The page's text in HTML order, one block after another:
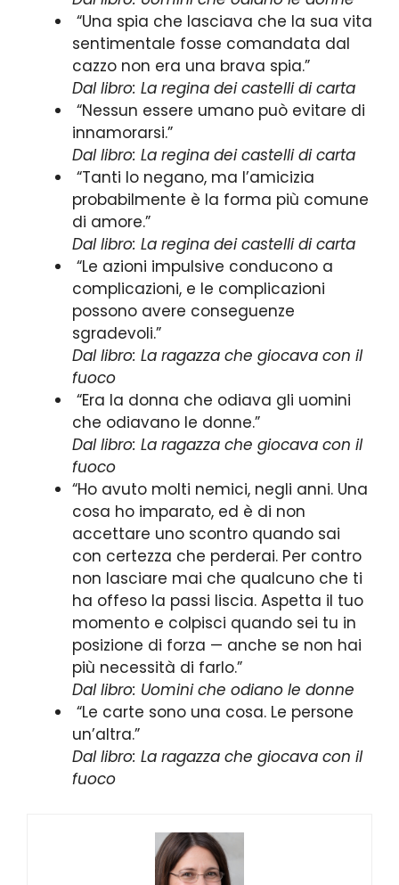
“Una spia che lasciava che la sua vita
sentimentale fosse comandata dal
cazzo non era una brava spia.”
Dal libro: La regina dei castelli di carta
“Nessun essere umano può evitare di
innamorarsi.”
Dal libro: La regina dei castelli di carta
“Tanti lo negano, ma l’amicizia
probabilmente è la forma più comune
di amore.”
Dal libro: La regina dei castelli di carta
“Le azioni impulsive conducono a
complicazioni, e le complicazioni
possono avere conseguenze
sgradevoli.”
Dal libro: La ragazza che giocava con il
fuoco
“Era la donna che odiava gli uomini
che odiavano le donne.”
Dal libro: La ragazza che giocava con il
fuoco
“Ho avuto molti nemici, negli anni. Una
cosa ho imparato, ed è di non
accettare uno scontro quando sai
con certezza che perderai. Per contro
non lasciare mai che qualcuno che ti
ha offeso la passi liscia. Aspetta il tuo
momento e colpisci quando sei tu in
posizione di forza — anche se non hai
più necessità di farlo.”
Dal libro: Uomini che odiano le donne
“Le carte sono una cosa. Le persone
un’altra.”
Dal libro: La ragazza che giocava con il
fuoco